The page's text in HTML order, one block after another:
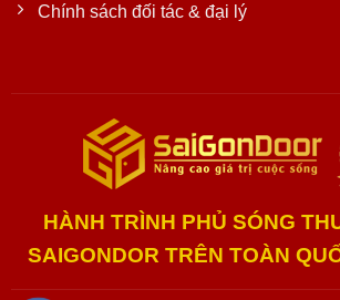
Chính sách đối tác & đại lý
HÀNH TRÌNH PHỦ SÓNG
SAIGONDOR TRÊN TOÀN